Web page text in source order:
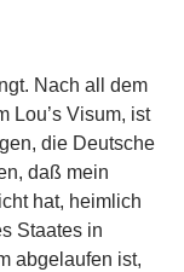
Nach all dem
Lou’s Visum, ist
die Deutsche
daß mein
hat, heimlich
Staates in
abgelaufen ist,